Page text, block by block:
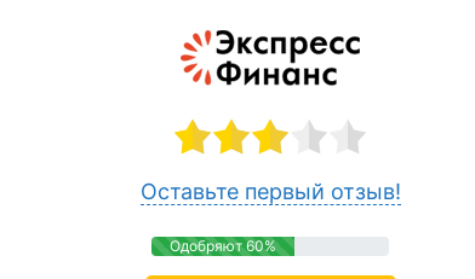
Оставьте первый отзыв!
Одобряют 60%